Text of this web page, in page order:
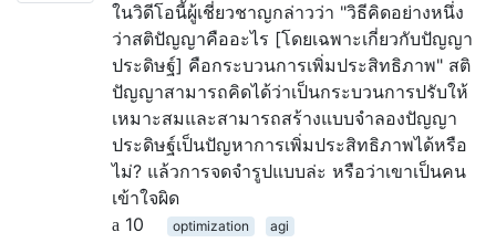
ในวิดีโอนี้ผู้เชี่ยวชาญกล่าวว่า "วิธีคิดอย่างหนึ่ง
ว่าสติปัญญาคืออะไร [โดยเฉพาะเกี่ยวกับปัญญา
ประดิษฐ์] คือกระบวนการเพิ่มประสิทธิภาพ" สติ
ปัญญาสามารถคิดได้ว่าเป็นกระบวนการปรับให้
เหมาะสมและสามารถสร้างแบบจำลองปัญญา
ประดิษฐ์เป็นปัญหาการเพิ่มประสิทธิภาพได้หรือ
ไม่? แล้วการจดจำรูปแบบล่ะ หรือว่าเขาเป็นคน
เข้าใจผิด
10
optimization agi